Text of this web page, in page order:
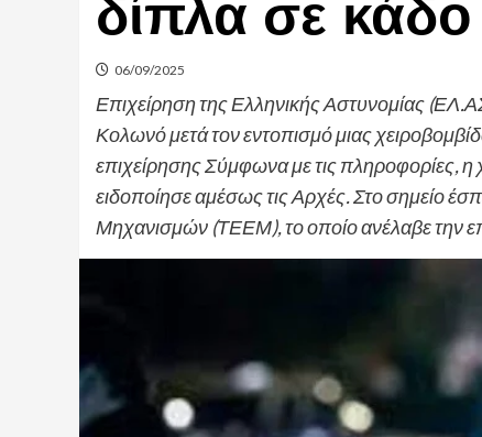
δίπλα σε
06/09/2025
Επιχείρηση της Ελληνικής Αστυνομίας
Κολωνό μετά τον εντοπισμό μιας
επιχείρησης Σύμφωνα με τις πληροφορίες,
ειδοποίησε αμέσως τις Αρχές. Στο σημείο
Μηχανισμών (ΤΕΕΜ), το οποίο ανέλαβε την